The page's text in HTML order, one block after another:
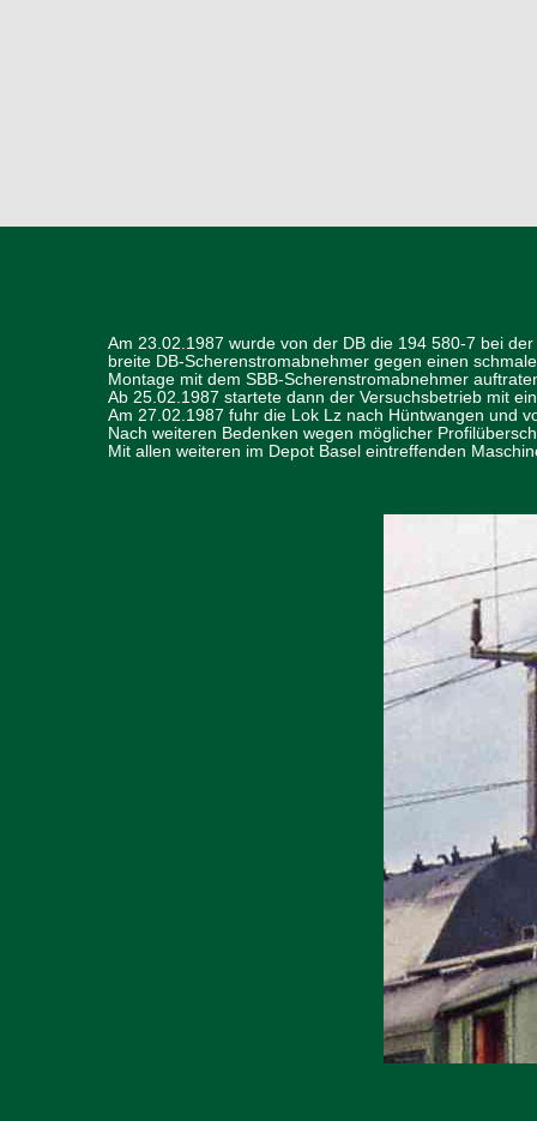
Am 23.02.1987 wurde von der DB die 194 580-7 bei
breite DB-Scherenstromabnehmer gegen einen
Montage mit dem SBB-Scherenstromabnehmer
Ab 25.02.1987 startete dann der Versuchsbetrieb mit
Am 27.02.1987 fuhr die Lok Lz nach Hüntwangen und
Nach weiteren Bedenken wegen möglicher
Mit allen weiteren im Depot Basel eintreffenden